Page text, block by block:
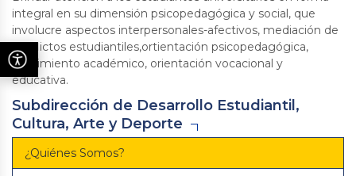
integral en su dimensión psicopedagógica y social, que
involucre aspectos interpersonales-afectivos, mediación de
conflictos estudiantiles,ortientación psicopedagógica,
rendimiento académico, orientación vocacional y
educativa.
Subdirección de Desarrollo Estudiantil,
Cultura, Arte y Deporte
¿Quiénes Somos?